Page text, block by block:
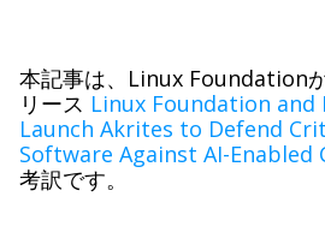
本記事は、Linux Foundation
リース Linux Foundation and
Launch Akrites to Defend
Software Against AI-Enabled
考訳です。